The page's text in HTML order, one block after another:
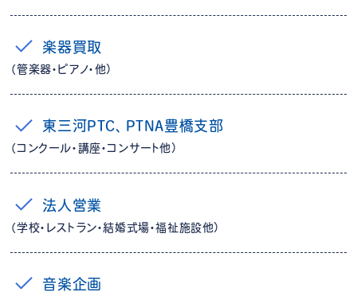
楽器買取
（管楽器・ピアノ・他）
東三河PTC、PTNA豊橋支部
（コンクール・講座・コンサート他）
法人営業
（学校・レストラン・結婚式場・福祉施設他）
音楽企画